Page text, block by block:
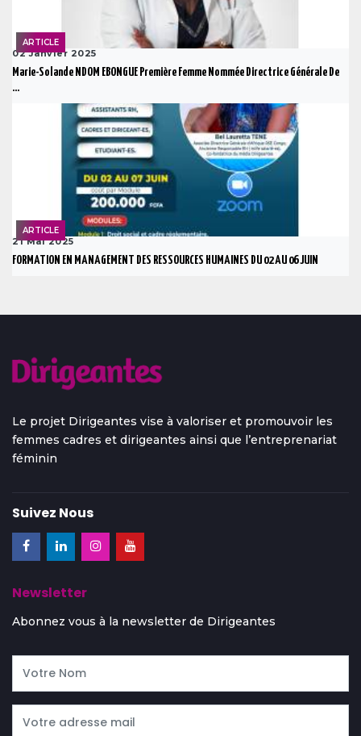
ARTICLE
02 Janvier 2025
Marie-Solande NDOM EBONGUE Première Femme Nommée Directrice Générale De
...
ARTICLE
21 Mai 2025
FORMATION EN MANAGEMENT DES RESSOURCES HUMAINES DU 02 AU 06 JUIN
Le projet Dirigeantes vise à valoriser et promouvoir les
femmes cadres et dirigeantes ainsi que l’entreprenariat
féminin
Suivez Nous
Newsletter
Abonnez vous à la newsletter de Dirigeantes